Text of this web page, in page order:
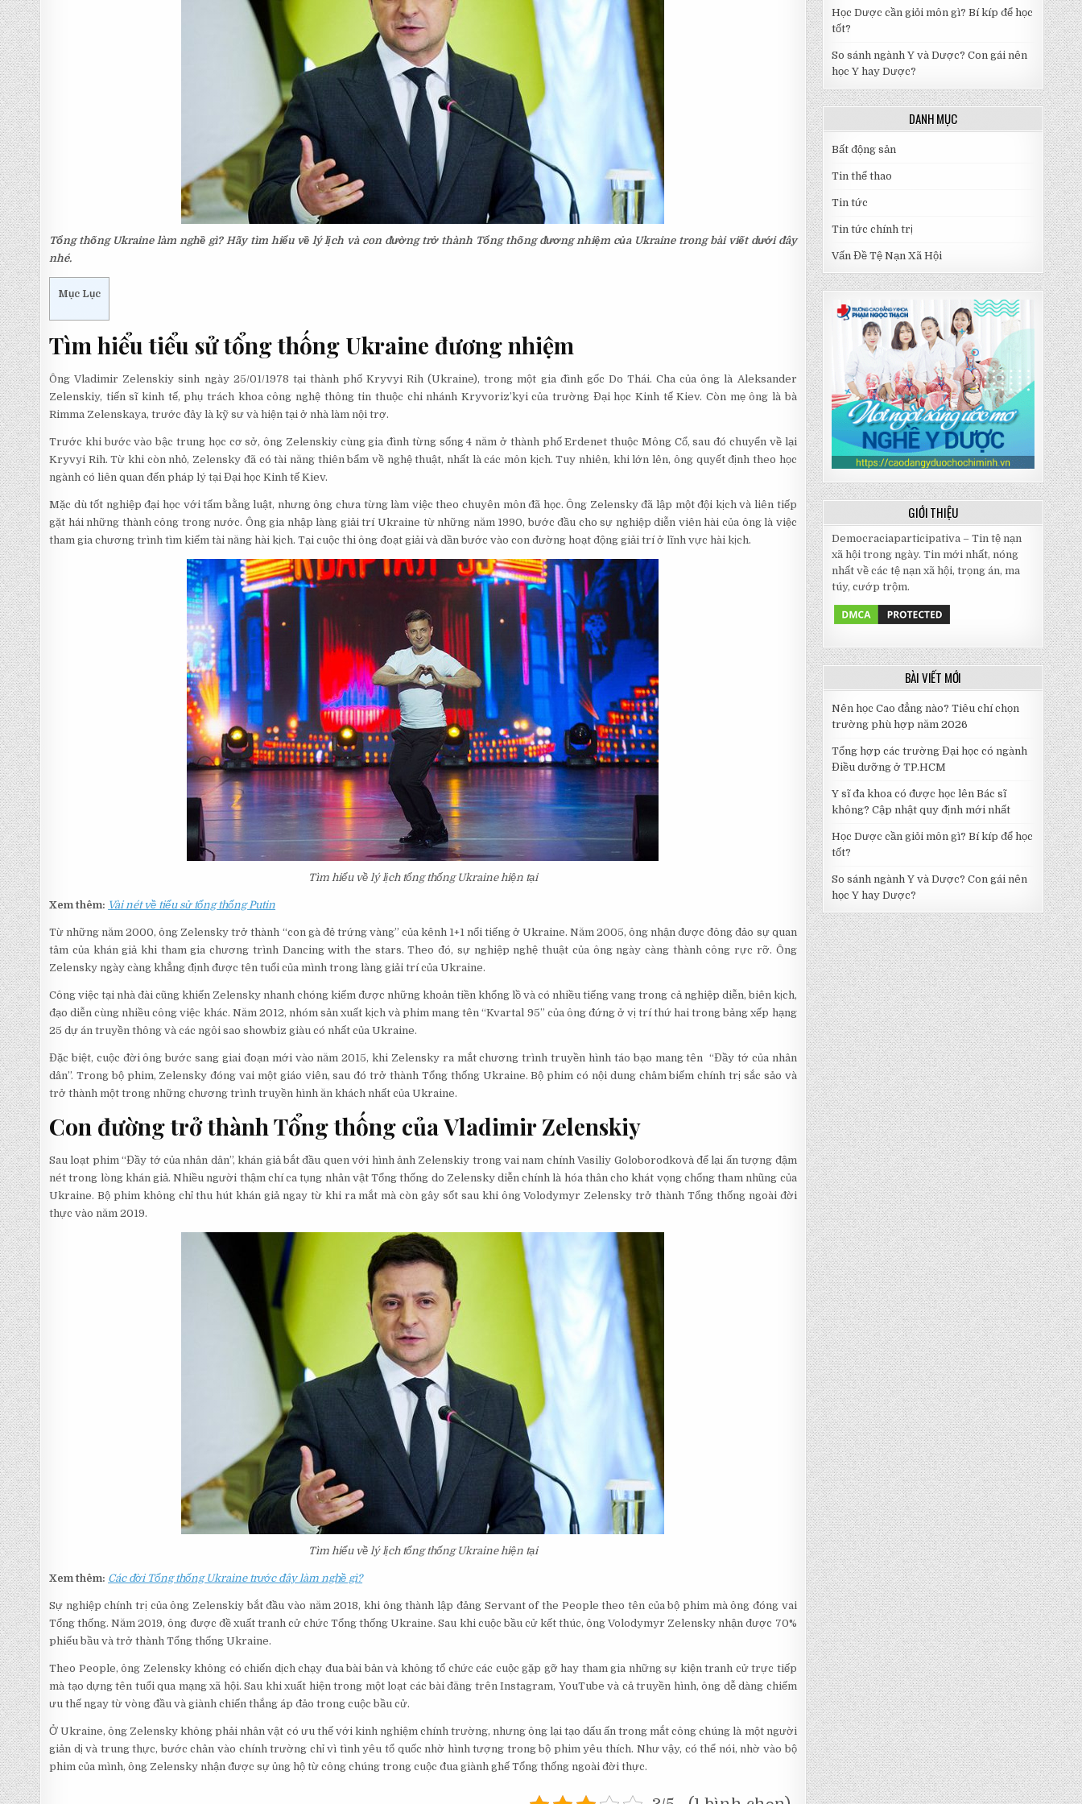
Tổng thống Ukraine làm nghề gì? Hãy tìm hiểu về lý lịch và con đường trở thành Tổng thống đương nhiệm của Ukraine trong bài viết dưới đây
nhé.
Mục Lục
Tìm hiểu tiểu sử tổng thống Ukraine đương nhiệm
Ông Vladimir Zelenskiy sinh ngày 25/01/1978 tại thành phố Kryvyi Rih (Ukraine), trong một gia đình gốc Do Thái. Cha của ông là Aleksander
Zelenskiy, tiến sĩ kinh tế, phụ trách khoa công nghệ thông tin thuộc chi nhánh Kryvoriz’kyi của trường Đại học Kinh tế Kiev. Còn mẹ ông là bà
Rimma Zelenskaya, trước đây là kỹ sư và hiện tại ở nhà làm nội trợ.
Trước khi bước vào bậc trung học cơ sở, ông Zelenskiy cùng gia đình từng sống 4 năm ở thành phố Erdenet thuộc Mông Cổ, sau đó chuyển về lại
Kryvyi Rih. Từ khi còn nhỏ, Zelensky đã có tài năng thiên bẩm về nghệ thuật, nhất là các môn kịch. Tuy nhiên, khi lớn lên, ông quyết định theo học
ngành có liên quan đến pháp lý tại Đại học Kinh tế Kiev.
Mặc dù tốt nghiệp đại học với tấm bằng luật, nhưng ông chưa từng làm việc theo chuyên môn đã học. Ông Zelensky đã lập một đội kịch và liên tiếp
gặt hái những thành công trong nước. Ông gia nhập làng giải trí Ukraine từ những năm 1990, bước đầu cho sự nghiệp diễn viên hài của ông là việc
tham gia chương trình tìm kiếm tài năng hài kịch. Tại cuộc thi ông đoạt giải và dần bước vào con đường hoạt động giải trí ở lĩnh vực hài kịch.
Tìm hiểu về lý lịch tổng thống Ukraine hiện tại
Xem thêm: Vài nét về tiểu sử tổng thống Putin
Từ những năm 2000, ông Zelensky trở thành “con gà đẻ trứng vàng” của kênh 1+1 nổi tiếng ở Ukraine. Năm 2005, ông nhận được đông đảo sự quan
tâm của khán giả khi tham gia chương trình Dancing with the stars. Theo đó, sự nghiệp nghệ thuật của ông ngày càng thành công rực rỡ. Ông
Zelensky ngày càng khẳng định được tên tuổi của mình trong làng giải trí của Ukraine.
Công việc tại nhà đài cũng khiến Zelensky nhanh chóng kiếm được những khoản tiền khổng lồ và có nhiều tiếng vang trong cả nghiệp diễn, biên kịch,
đạo diễn cùng nhiều công việc khác. Năm 2012, nhóm sản xuất kịch và phim mang tên “Kvartal 95” của ông đứng ở vị trí thứ hai trong bảng xếp hạng
25 dự án truyền thông và các ngôi sao showbiz giàu có nhất của Ukraine.
Đặc biệt, cuộc đời ông bước sang giai đoạn mới vào năm 2015, khi Zelensky ra mắt chương trình truyền hình táo bạo mang tên “Đầy tớ của nhân
dân”. Trong bộ phim, Zelensky đóng vai một giáo viên, sau đó trở thành Tổng thống Ukraine. Bộ phim có nội dung châm biếm chính trị sắc sảo và
trở thành một trong những chương trình truyền hình ăn khách nhất của Ukraine.
Con đường trở thành Tổng thống của Vladimir Zelenskiy
Sau loạt phim “Đầy tớ của nhân dân”, khán giả bắt đầu quen với hình ảnh Zelenskiy trong vai nam chính Vasiliy Goloborodkovà để lại ấn tượng đậm
nét trong lòng khán giả. Nhiều người thậm chí ca tụng nhân vật Tổng thống do Zelensky diễn chính là hóa thân cho khát vọng chống tham nhũng của
Ukraine. Bộ phim không chỉ thu hút khán giả ngay từ khi ra mắt mà còn gây sốt sau khi ông Volodymyr Zelensky trở thành Tổng thống ngoài đời
thực vào năm 2019.
Tìm hiểu về lý lịch tổng thống Ukraine hiện tại
Xem thêm: Các đời Tổng thống Ukraine trước đây làm nghề gì?
Sự nghiệp chính trị của ông Zelenskiy bắt đầu vào năm 2018, khi ông thành lập đảng Servant of the People theo tên của bộ phim mà ông đóng vai
Tổng thống. Năm 2019, ông được đề xuất tranh cử chức Tổng thống Ukraine. Sau khi cuộc bầu cử kết thúc, ông Volodymyr Zelensky nhận được 70%
phiếu bầu và trở thành Tổng thống Ukraine.
Theo People, ông Zelensky không có chiến dịch chạy đua bài bản và không tổ chức các cuộc gặp gỡ hay tham gia những sự kiện tranh cử trực tiếp
mà tạo dựng tên tuổi qua mạng xã hội. Sau khi xuất hiện trong một loạt các bài đăng trên Instagram, YouTube và cả truyền hình, ông dễ dàng chiếm
ưu thế ngay từ vòng đầu và giành chiến thắng áp đảo trong cuộc bầu cử.
Ở Ukraine, ông Zelensky không phải nhân vật có ưu thế với kinh nghiệm chính trường, nhưng ông lại tạo dấu ấn trong mắt công chúng là một người
giản dị và trung thực, bước chân vào chính trường chỉ vì tình yêu tổ quốc nhờ hình tượng trong bộ phim yêu thích. Như vậy, có thể nói, nhờ vào bộ
phim của mình, ông Zelensky nhận được sự ủng hộ từ công chúng trong cuộc đua giành ghế Tổng thống ngoài đời thực.
Học Dược cần giỏi môn gì? Bí kíp để học
tốt?
So sánh ngành Y và Dược? Con gái nên
học Y hay Dược?
DANH MỤC
Bất động sản
Tin thể thao
Tin tức
Tin tức chính trị
Vấn Đề Tệ Nạn Xã Hội
GIỚI THIỆU
Democraciaparticipativa – Tin tệ nạn
xã hội trong ngày. Tin mới nhất, nóng
nhất về các tệ nạn xã hội, trọng án, ma
túy, cướp trộm.
BÀI VIẾT MỚI
Nên học Cao đẳng nào? Tiêu chí chọn
trường phù hợp năm 2026
Tổng hợp các trường Đại học có ngành
Điều dưỡng ở TP.HCM
Y sĩ đa khoa có được học lên Bác sĩ
không? Cập nhật quy định mới nhất
Học Dược cần giỏi môn gì? Bí kíp để học
tốt?
So sánh ngành Y và Dược? Con gái nên
học Y hay Dược?